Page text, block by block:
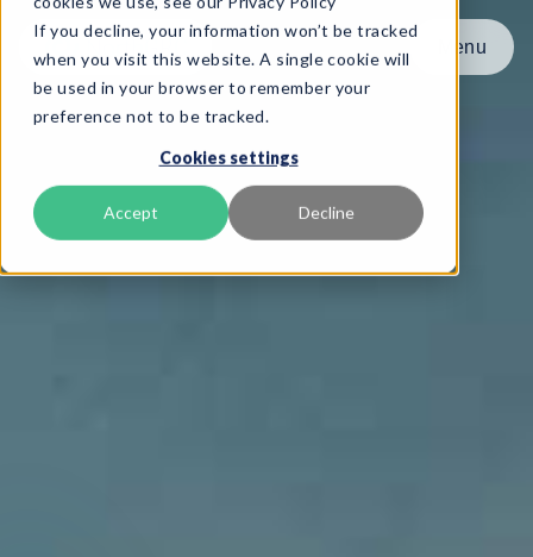
If you decline, your information won’t be tracked
when you visit this website. A single cookie will
be used in your browser to remember your
preference not to be tracked.
Cookies settings
Accept Decline
Menu
Menu
Produkt
Services
Ressourcer
Om os